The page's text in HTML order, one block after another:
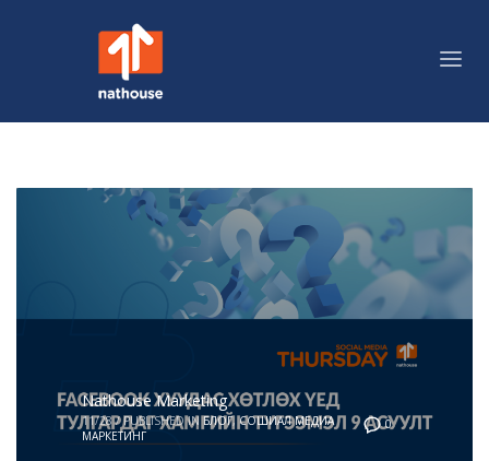
0
Nathouse Marketing
11/28 / PUBLISHED IN БЛОГ,СОШИАЛ МЕДИА
МАРКЕТИНГ